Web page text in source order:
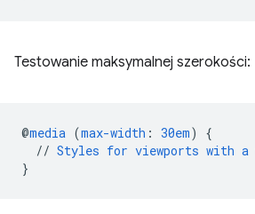
Testowanie maksymalnej szerokości:
@media (max-width : 30em)
{
// Styles for viewports with a
}